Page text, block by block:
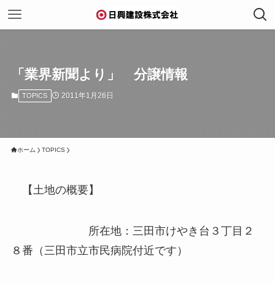
「業界新聞より」 分譲情報
TOPICS 2011年1月26日
ホーム TOPICS
【土地の概要】
所在地：三田市けやき台３丁目２
８番（三田市立市民病院付近です）